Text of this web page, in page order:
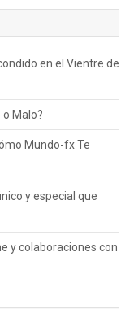
en el Vientre de
o Malo?
Mundo-fx Te
y especial que
y colaboraciones con